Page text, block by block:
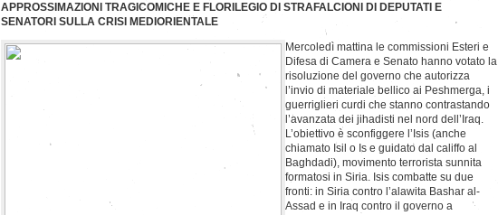
APPROSSIMAZIONI TRAGICOMICHE E FLORILEGIO DI STRAFALCIONI DI DEPUTATI E
SENATORI SULLA CRISI MEDIORIENTALE
Mercoledì mattina le commissioni Esteri e
Difesa di Camera e Senato hanno votato la
risoluzione del governo che autorizza
l’invio di materiale bellico ai Peshmerga, i
guerriglieri curdi che stanno contrastando
l’avanzata dei jihadisti nel nord dell’Iraq.
L’obiettivo è sconfiggere l’Isis (anche
chiamato Isil o Is e guidato dal califfo al
Baghdadi), movimento terrorista sunnita
formatosi in Siria. Isis combatte su due
fronti: in Siria contro l’alawita Bashar al-
Assad e in Iraq contro il governo a